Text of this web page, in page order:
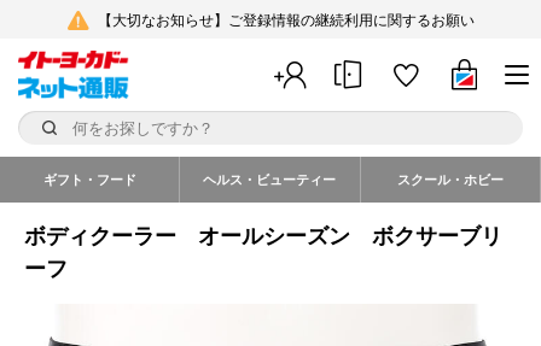
【大切なお知らせ】ご登録情報の継続利用に関するお願い
ギフト・フード ヘルス・ビューティー スクール・ホビー
ボディクーラー オールシーズン ボクサーブリ
ーフ